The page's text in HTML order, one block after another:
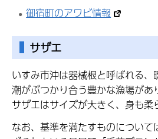
御宿町のアワビ情報
サザエ
いすみ市沖は器械根と呼ばれる
潮がぶつかり合う豊かな漁場があ
サザエはサイズが大きく、身も柔
なお、基準を満たすものについて